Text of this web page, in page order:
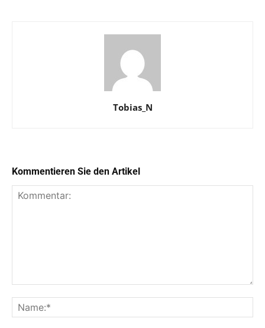
Tobias_N
Kommentieren Sie den Artikel